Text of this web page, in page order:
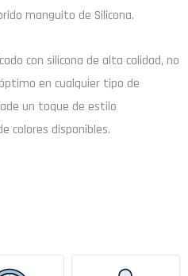
manguito de Silicona.
con silicona de alta calidad, no
en cualquier tipo de
un toque de estilo
colores disponibles.